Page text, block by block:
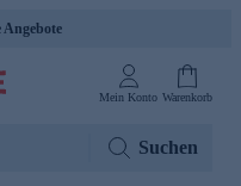
Angebote
Mein Konto Warenkorb
Suchen